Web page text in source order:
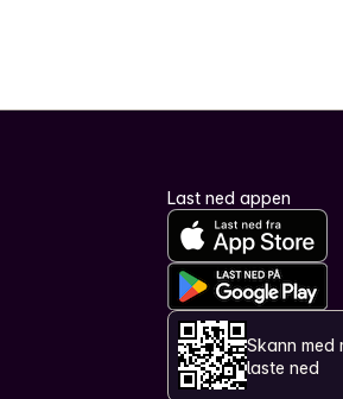
Last ned appen
Skann med
laste ned